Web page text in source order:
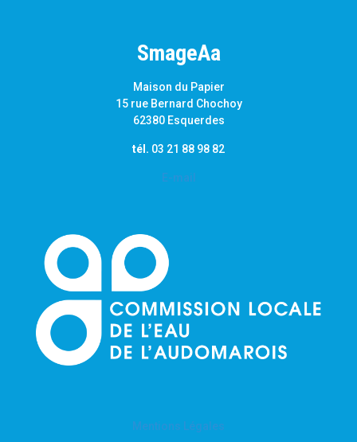
SmageAa
Maison du Papier
15 rue Bernard Chochoy
62380 Esquerdes
tél. 03 21 88 98 82
E-mail
Mentions Légales